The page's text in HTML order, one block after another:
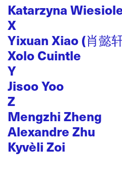
Katarzyna
X
Yixuan Xiao (肖懿
Xolo Cuintle
Y
Jisoo Yoo
Z
Mengzhi Zheng
Alexandre Zhu
Kyvèli Zoi